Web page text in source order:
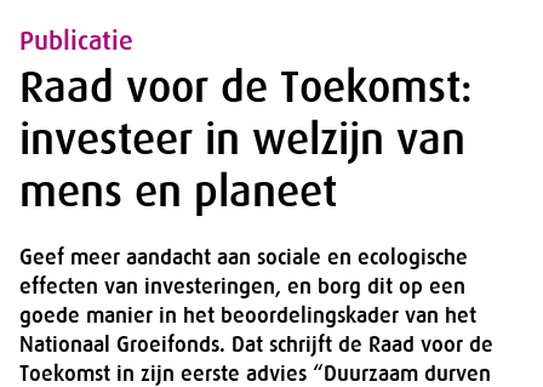
Publicatie
Raad voor de Toekomst:
investeer in welzijn van
mens en planeet
Geef meer aandacht aan sociale en ecologische
effecten van investeringen, en borg dit op een
goede manier in het beoordelingskader van het
Nationaal Groeifonds. Dat schrijft de Raad voor de
Toekomst in zijn eerste advies “Duurzaam durven